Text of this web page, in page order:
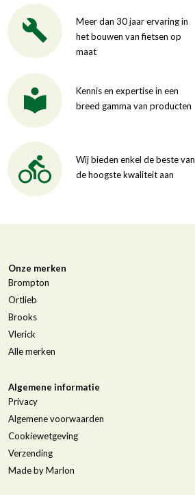
Meer dan 30 jaar ervaring in
het bouwen van fietsen op
maat
Kennis en expertise in een
breed gamma van producten
Wij bieden enkel de beste van
de hoogste kwaliteit aan
Onze merken
Brompton
Ortlieb
Brooks
Vlerick
Alle merken
Algemene informatie
Privacy
Algemene voorwaarden
Cookiewetgeving
Verzending
Made by Marlon